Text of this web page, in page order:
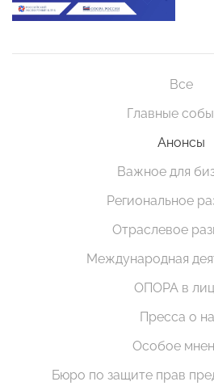
Все
Главные
Анонсы
Важное для
Региональное
Отраслевое
Международная
ОПОРА в
Пресса о
Особое
Бюро по защите прав